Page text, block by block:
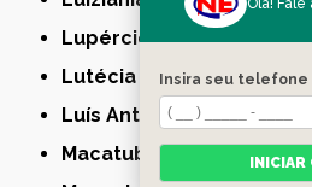
Lupércio
Lutécia
Luís Antônio
Macatuba
Olá! Fale
Insira seu telefone